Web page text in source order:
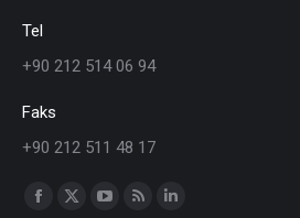
Tel
+90 212 514 06 94
Faks
+90 212 511 48 17
Find us on: